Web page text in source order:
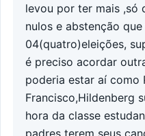
levou por ter mais ,só
nulos e abstenção
04(quatro)eleições,
é preciso acordar
poderia estar aí como
Francisco,Hildenberg
hora da classe
padres terem seus